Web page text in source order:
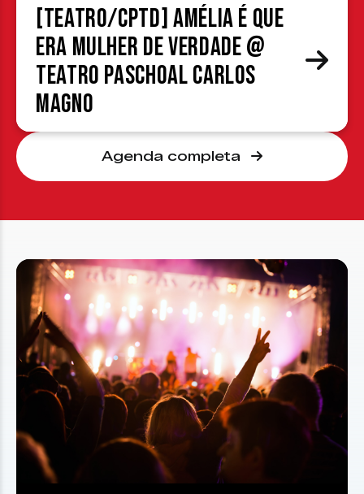
[TEATRO/CPTD] Amélia é que
era mulher de verdade @
Teatro Paschoal Carlos
Magno
Agenda completa